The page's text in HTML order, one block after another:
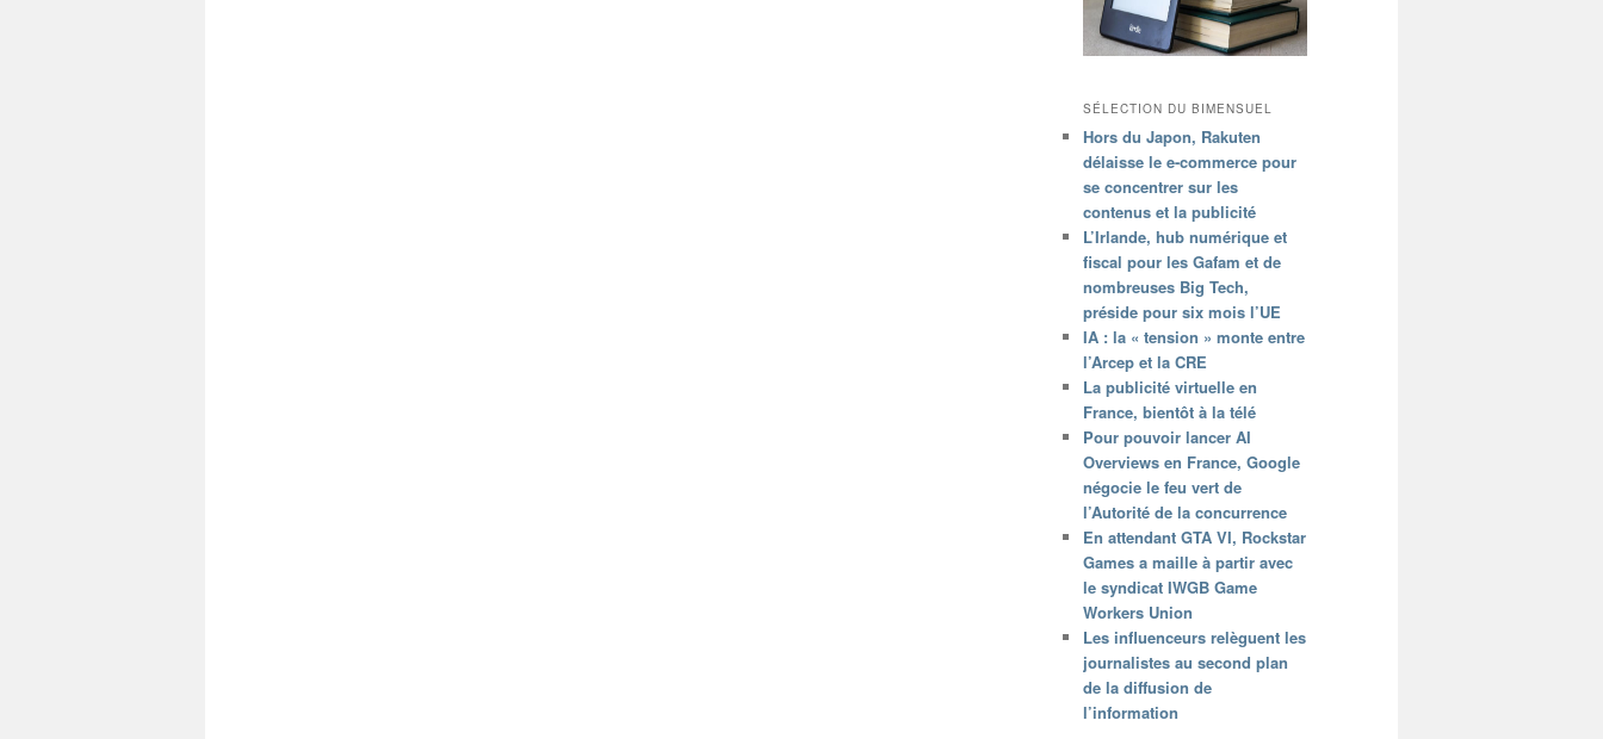
SÉLECTION DU BIMENSUEL
Hors du Japon, Rakuten
délaisse le e-commerce pour
se concentrer sur les
contenus et la publicité
L’Irlande, hub numérique et
fiscal pour les Gafam et de
nombreuses Big Tech,
préside pour six mois l’UE
IA : la « tension » monte entre
l’Arcep et la CRE
La publicité virtuelle en
France, bientôt à la télé
Pour pouvoir lancer AI
Overviews en France, Google
négocie le feu vert de
l’Autorité de la concurrence
En attendant GTA VI, Rockstar
Games a maille à partir avec
le syndicat IWGB Game
Workers Union
Les influenceurs relèguent les
journalistes au second plan
de la diffusion de
l’information